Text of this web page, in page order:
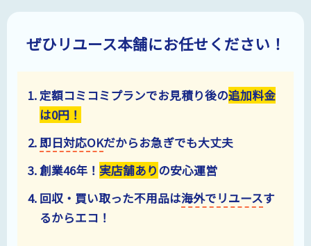
ぜひリユース本舗にお任せください！
定額コミコミプランでお見積り後の追加料金
は0円！
即日対応OKだからお急ぎでも大丈夫
創業46年！ 実店舗ありの安心運営
回収・買い取った不用品は海外でリユースす
るからエコ！